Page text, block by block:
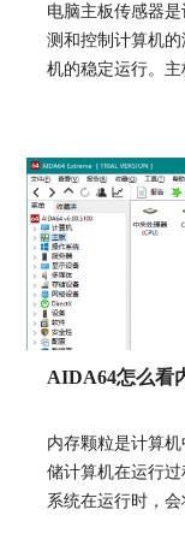
图4
第四步：接下
器“皮肤”了，
如下图5。这个
键保存图5到本
电脑主板传感器
测和控制计算机
机的稳定运行。主
的变化，将这些
测和调节。
反馈。关于
内容，本文向大家
AIDA64怎么看
内存颗粒是计算
储计算机在运行
系统在运行时，
以便CPU可以高